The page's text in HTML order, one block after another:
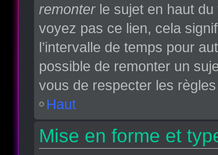
remonterle sujet en haut du
voyez pas ce lien, cela
l’intervalle de temps pour
possible de remonter un
vous de respecter les
Haut
Mise en forme et